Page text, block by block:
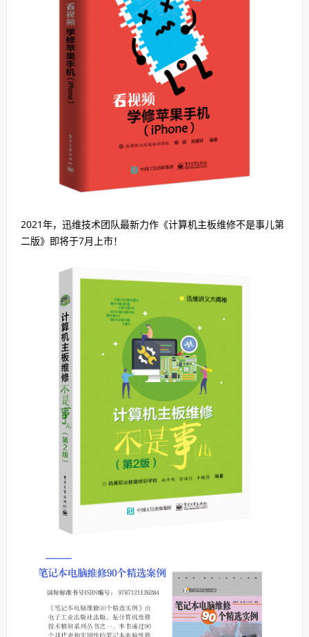
2021年，迅维技术团队最新力作《计算机主板维修不是事儿第
二版》即将于7月上市！